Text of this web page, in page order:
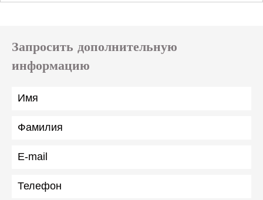
Запросить дополнительную
информацию